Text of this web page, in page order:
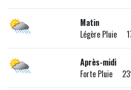
Matin
Légère Pluie
Après-midi
Forte Pluie